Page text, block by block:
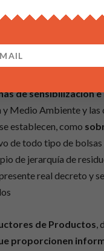
suministrarse en la
empleados para las
de envase y sus
de sensibilización
Medio Ambiente y las
establecen, como
de todo tipo de
de jerarquía de
real decreto y
de Productos,
proporcionen